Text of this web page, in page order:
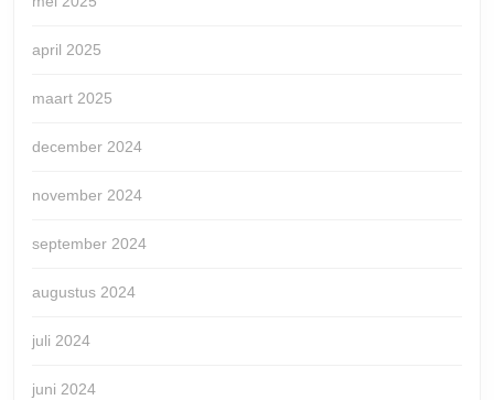
april 2025
maart 2025
december 2024
november 2024
september 2024
augustus 2024
juli 2024
juni 2024